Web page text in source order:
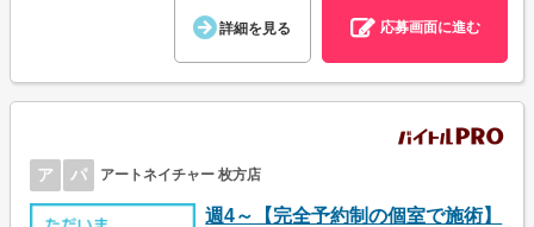
詳細を見る 応募画面に進む
ア パ アートネイチャー 枚方店
週4～【完全予約制の個室で施術】